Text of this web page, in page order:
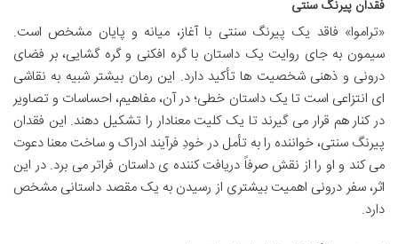
فقدان پیرنگ سنتی
«تراموا» فاقد یک پیرنگ سنتی با آغاز، میانه و پایان مشخص است.
سیمون به جای روایت یک داستان با گره افکنی و گره گشایی، بر فضای
درونی و ذهنی شخصیت ها تأکید دارد. این رمان بیشتر شبیه به نقاشی
ای انتزاعی است تا یک داستان خطی؛ در آن، مفاهیم، احساسات و تصاویر
در کنار هم قرار می گیرند تا یک کلیت معنادار را تشکیل دهند. این فقدان
پیرنگ سنتی، خواننده را به تأمل در خودِ فرآیند ادراک و ساخت معنا دعوت
می کند و او را از نقش صرفاً دریافت کننده ی داستان فراتر می برد. در این
اثر، سفر درونی اهمیت بیشتری از رسیدن به یک مقصد داستانی مشخص
دارد.